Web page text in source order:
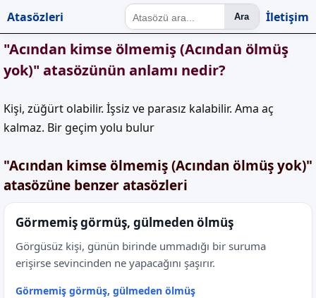
Atasözleri Ara İletişim
"Acından kimse ölmemiş (Acından ölmüş
yok)" atasözünün anlamı nedir?
Kişi, züğürt olabilir. İşsiz ve parasız kalabilir. Ama aç
kalmaz. Bir geçim yolu bulur
"Acından kimse ölmemiş (Acından ölmüş yok)"
atasözüne benzer atasözleri
Görmemiş görmüş, gülmeden ölmüş
Görgüsüz kişi, günün birinde ummadığı bir suruma
erişirse sevincinden ne yapacağını şaşırır.
Görmemiş görmüş, gülmeden ölmüş